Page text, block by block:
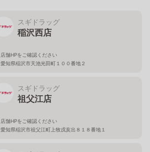
スギドラッグ
稲沢西店
店舗HPをご確認ください
愛知県稲沢市天池光田町１００番地２
スギドラッグ
祖父江店
店舗HPをご確認ください
愛知県稲沢市祖父江町上牧戌亥出８１８番地１